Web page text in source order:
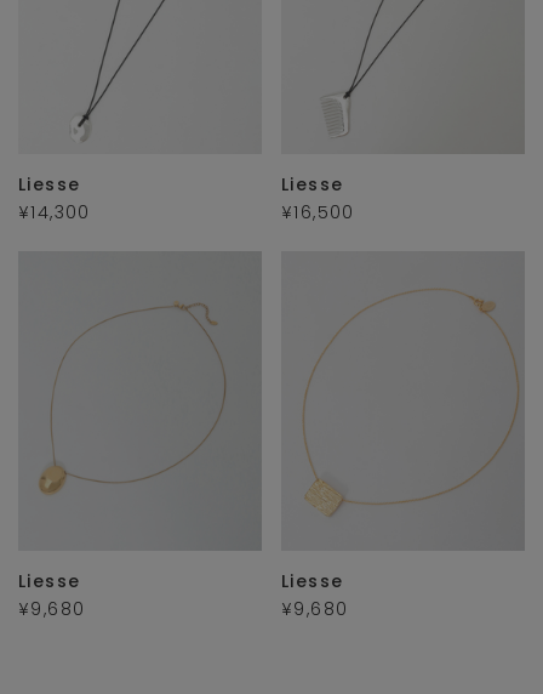
Liesse
¥14,300
Liesse
¥16,500
Liesse
¥9,680
Liesse
¥9,680